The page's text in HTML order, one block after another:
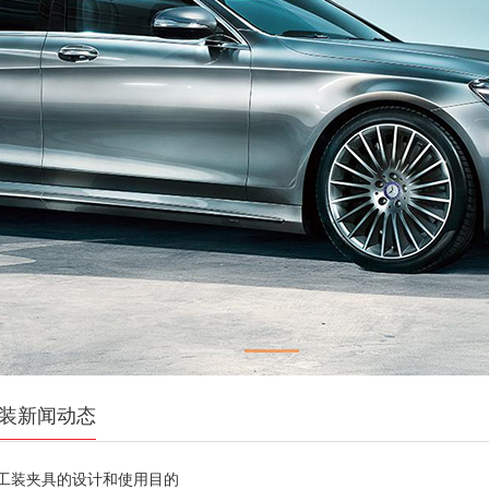
新闻动态
装夹具的设计和使用目的